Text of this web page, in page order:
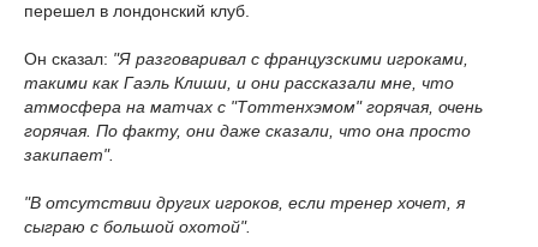
перешел в лондонский клуб.
Он сказал: "Я разговаривал с французскими игроками,
такими как Гаэль Клиши, и они рассказали мне, что
атмосфера на матчах с "Тоттенхэмом" горячая, очень
горячая. По факту, они даже сказали, что она просто
закипает".
"В отсутствии других игроков, если тренер хочет, я
сыграю с большой охотой".